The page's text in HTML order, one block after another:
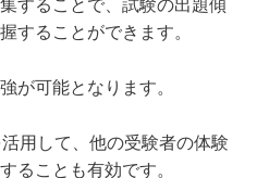
することで、試験の出題傾
することができます。
が可能となります。
用して、他の受験者の体験
ることも有効です。